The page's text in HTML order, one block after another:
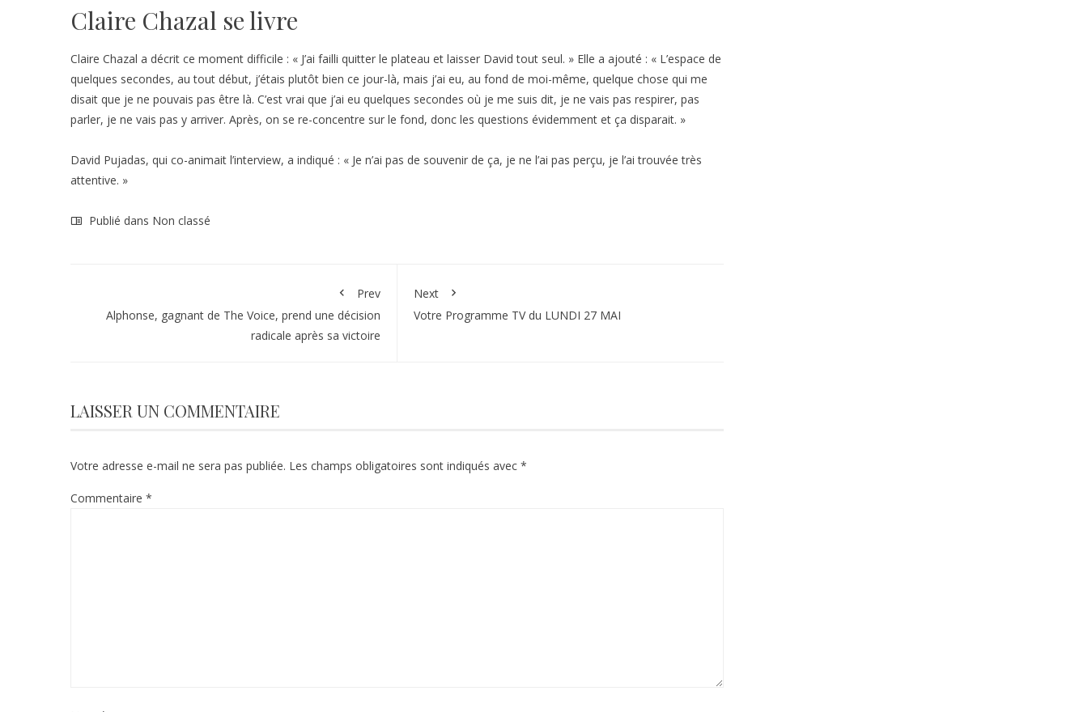
Claire Chazal se livre
Claire Chazal a décrit ce moment difficile : « J’ai failli quitter le plateau et laisser David tout seul. » Elle a ajouté : « L’espace de
quelques secondes, au tout début, j’étais plutôt bien ce jour-là, mais j’ai eu, au fond de moi-même, quelque chose qui me
disait que je ne pouvais pas être là. C’est vrai que j’ai eu quelques secondes où je me suis dit, je ne vais pas respirer, pas
parler, je ne vais pas y arriver. Après, on se re-concentre sur le fond, donc les questions évidemment et ça disparait. »
David Pujadas, qui co-animait l’interview, a indiqué : « Je n’ai pas de souvenir de ça, je ne l’ai pas perçu, je l’ai trouvée très
attentive. »
Publié dans Non classé
Prev
Alphonse, gagnant de The Voice, prend une décision
radicale après sa victoire
Next
Votre Programme TV du LUNDI 27 MAI
LAISSER UN COMMENTAIRE
Votre adresse e-mail ne sera pas publiée. Les champs obligatoires sont indiqués avec *
Commentaire *